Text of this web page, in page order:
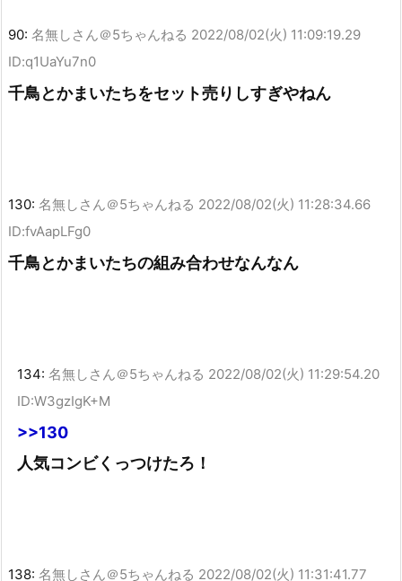
90: 名無しさん＠5ちゃんねる 2022/08/02(火) 11:09:19.29
ID:q1UaYu7n0
千鳥とかまいたちをセット売りしすぎやねん
130: 名無しさん＠5ちゃんねる 2022/08/02(火) 11:28:34.66
ID:fvAapLFg0
千鳥とかまいたちの組み合わせなんなん
134: 名無しさん＠5ちゃんねる 2022/08/02(火) 11:29:54.20
ID:W3gzIgK+M
>>130
人気コンビくっつけたろ！
138: 名無しさん＠5ちゃんねる 2022/08/02(火) 11:31:41.77